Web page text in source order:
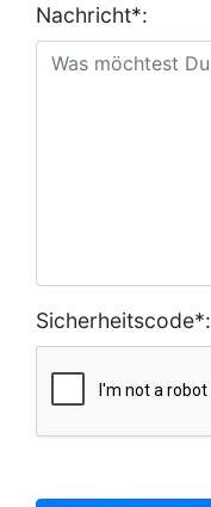
Nachricht*:
Sicherheitscode*: